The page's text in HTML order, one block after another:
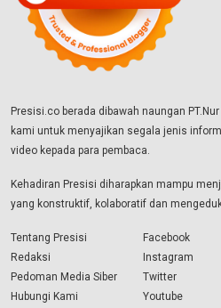
Presisi.co berada dibawah naungan
kami untuk menyajikan segala jenis
video kepada para pembaca.
Kehadiran Presisi diharapkan mampu
yang konstruktif, kolaboratif dan
Tentang Presisi
Redaksi
Pedoman Media Siber
Hubungi Kami
Facebook
Instagram
Twitter
Youtube